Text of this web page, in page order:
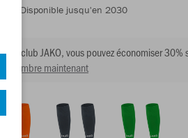
- Disponible jusqu'en 2030
du club JAKO, vous pouvez économiser 30%
membre maintenant